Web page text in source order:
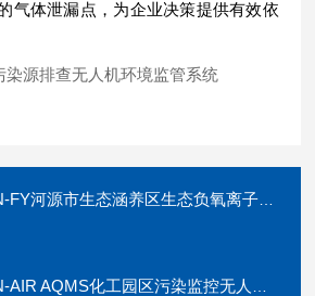
气体泄漏点，为企业决策提供有效依
河源市生态涵养区生态负氧离子自动监测站
AQMS化工园区污染监控无人机巡航监测系统